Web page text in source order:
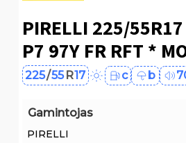
PIRELLI 225/
P7 97Y FR RFT *
225/55R17 c b
Gamintojas
PIRELLI